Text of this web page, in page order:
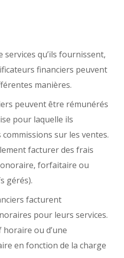
services qu’ils fournissent,
financiers peuvent
manières.
peuvent être rémunérés
pour laquelle ils
sur les ventes.
facturer des frais
forfaitaire ou
gérés).
facturent
pour leurs services.
horaire ou d’une
en fonction de la charge